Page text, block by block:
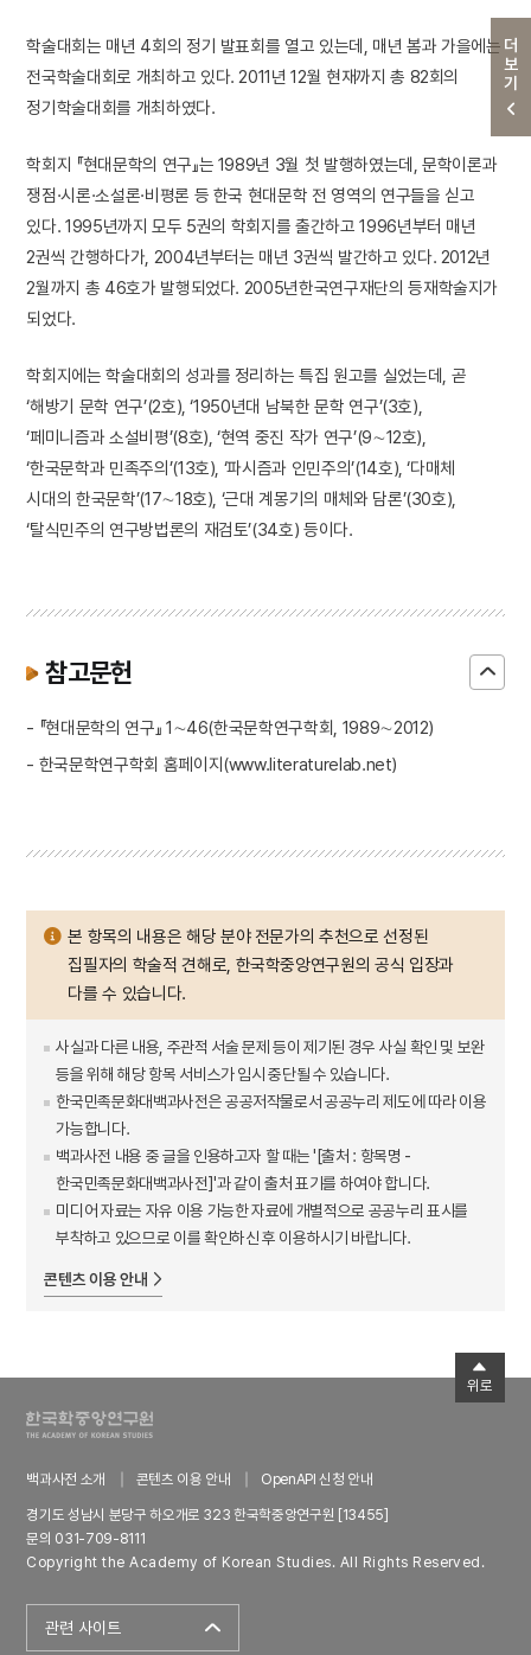
더보기
학술대회는 매년 4회의 정기 발표회를 열고 있는데, 매년 봄과 가을에는
전국학술대회로 개최하고 있다. 2011년 12월 현재까지 총 82회의
정기학술대회를 개최하였다.
학회지 『현대문학의 연구』는 1989년 3월 첫 발행하였는데, 문학이론과
쟁점·시론·소설론·비평론 등 한국 현대문학 전 영역의 연구들을 싣고
있다. 1995년까지 모두 5권의 학회지를 출간하고 1996년부터 매년
2권씩 간행하다가, 2004년부터는 매년 3권씩 발간하고 있다. 2012년
2월까지 총 46호가 발행되었다. 2005년한국연구재단의 등재학술지가
되었다.
학회지에는 학술대회의 성과를 정리하는 특집 원고를 실었는데, 곧
‘해방기 문학 연구’(2호), ‘1950년대 남북한 문학 연구’(3호),
‘페미니즘과 소설비평’(8호), ‘현역 중진 작가 연구’(9∼12호),
‘한국문학과 민족주의’(13호), ‘파시즘과 인민주의’(14호), ‘다매체
시대의 한국문학’(17∼18호), ‘근대 계몽기의 매체와 담론’(30호),
‘탈식민주의 연구방법론의 재검토’(34호) 등이다.
참고문헌
- 『현대문학의 연구』 1∼46(한국문학연구학회, 1989∼2012)
- 한국문학연구학회 홈페이지(www.literaturelab.net)
본 항목의 내용은 해당 분야 전문가의 추천으로 선정된
집필자의 학술적 견해로, 한국학중앙연구원의 공식 입장과
다를 수 있습니다.
사실과 다른 내용, 주관적 서술 문제 등이 제기된 경우 사실 확인 및 보완
등을 위해 해당 항목 서비스가 임시 중단될 수 있습니다.
한국민족문화대백과사전은 공공저작물로서 공공누리 제도에 따라 이용
가능합니다.
백과사전 내용 중 글을 인용하고자 할 때는 '[출처 : 항목명 -
한국민족문화대백과사전]'과 같이 출처 표기를 하여야 합니다.
미디어 자료는 자유 이용 가능한 자료에 개별적으로 공공누리 표시를
부착하고 있으므로 이를 확인하신 후 이용하시기 바랍니다.
콘텐츠 이용 안내
백과사전 소개 콘텐츠 이용 안내
OpenAPI 신청 안내
경기도 성남시 분당구 하오개로 323 한국학중앙연구원 [13455]
문의 031-709-8111
Copyright the Academy of Korean Studies. All Rights Reserved.
관련 사이트
위로